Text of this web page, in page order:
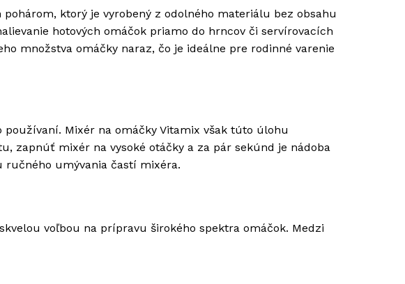
ktorý je vyrobený z odolného materiálu bez obsahu
hotových omáčok priamo do hrncov či servírovacích
množstva omáčky naraz, čo je ideálne pre rodinné varenie
Mixér na omáčky Vitamix však túto úlohu
zapnúť mixér na vysoké otáčky a za pár sekúnd je nádoba
ručného umývania častí mixéra.
voľbou na prípravu širokého spektra omáčok. Medzi